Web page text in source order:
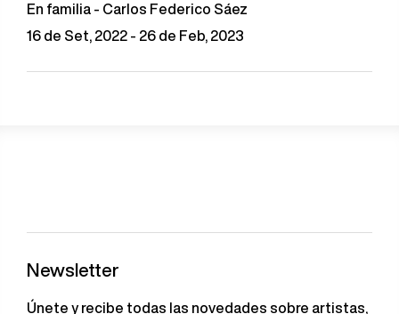
En familia - Carlos Federico Sáez
16 de Set, 2022 - 26 de Feb, 2023
Newsletter
Únete y recibe todas las novedades sobre artistas,